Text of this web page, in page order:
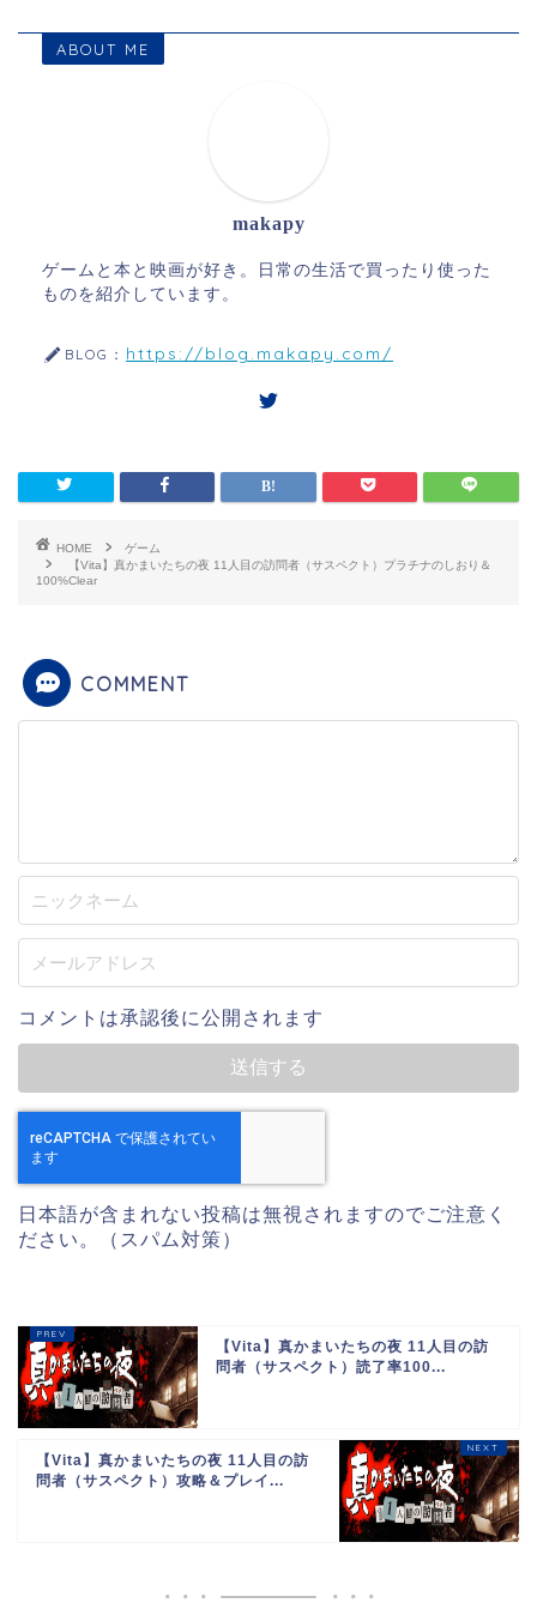
ABOUT ME
makapy
ゲームと本と映画が好き。日常の生活で買ったり使った
ものを紹介しています。
BLOG： https://blog.makapy.com/
HOME
ゲーム
【Vita】真かまいたちの夜 11人目の訪問者（サスペクト）プラチナのしおり＆
100%Clear
COMMENT
コメントは承認後に公開されます
日本語が含まれない投稿は無視されますのでご注意く
ださい。（スパム対策）
【Vita】真かまいたちの夜 11人目の訪
問者（サスペクト）読了率100...
【Vita】真かまいたちの夜 11人目の訪
問者（サスペクト）攻略＆プレイ...